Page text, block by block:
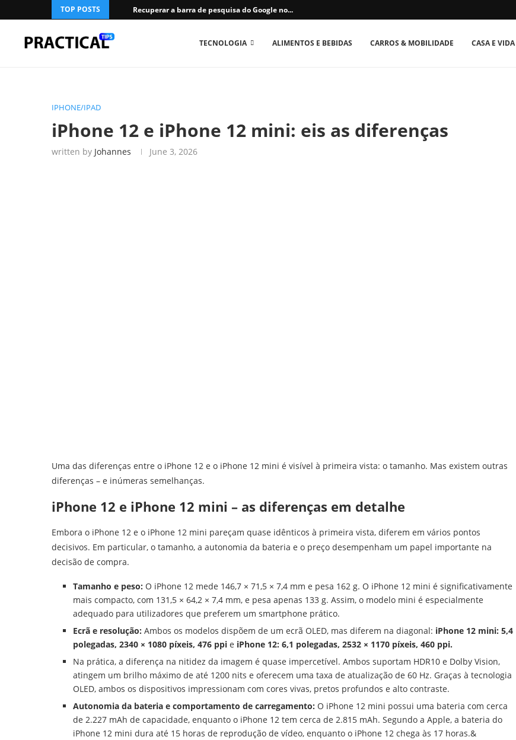
TOP POSTS Recuperar a barra de pesquisa do Google no...
TECNOLOGIA ALIMENTOS E BEBIDAS CARROS & MOBILIDADE CASA E VIDA
IPHONE/IPAD
iPhone 12 e iPhone 12 mini: eis as diferenças
written by Johannes June 3, 2026
Uma das diferenças entre o iPhone 12 e o iPhone 12 mini é visível à primeira vista: o tamanho. Mas existem outras
diferenças – e inúmeras semelhanças.
iPhone 12 e iPhone 12 mini – as diferenças em detalhe
Embora o iPhone 12 e o iPhone 12 mini pareçam quase idênticos à primeira vista, diferem em vários pontos
decisivos. Em particular, o tamanho, a autonomia da bateria e o preço desempenham um papel importante na
decisão de compra.
Tamanho e peso: O iPhone 12 mede 146,7 × 71,5 × 7,4 mm e pesa 162 g. O iPhone 12 mini é significativamente
mais compacto, com 131,5 × 64,2 × 7,4 mm, e pesa apenas 133 g. Assim, o modelo mini é especialmente
adequado para utilizadores que preferem um smartphone prático.
Ecrã e resolução: Ambos os modelos dispõem de um ecrã OLED, mas diferem na diagonal: iPhone 12 mini: 5,4
polegadas, 2340 × 1080 píxeis, 476 ppi e iPhone 12: 6,1 polegadas, 2532 × 1170 píxeis, 460 ppi.
Na prática, a diferença na nitidez da imagem é quase impercetível. Ambos suportam HDR10 e Dolby Vision,
atingem um brilho máximo de até 1200 nits e oferecem uma taxa de atualização de 60 Hz. Graças à tecnologia
OLED, ambos os dispositivos impressionam com cores vivas, pretos profundos e alto contraste.
Autonomia da bateria e comportamento de carregamento: O iPhone 12 mini possui uma bateria com cerca
de 2.227 mAh de capacidade, enquanto o iPhone 12 tem cerca de 2.815 mAh. Segundo a Apple, a bateria do
iPhone 12 mini dura até 15 horas de reprodução de vídeo, enquanto o iPhone 12 chega às 17 horas.&